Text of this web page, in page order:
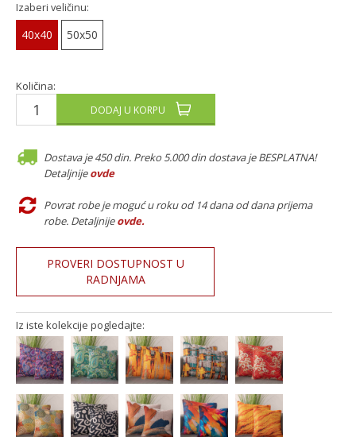
Izaberi veličinu:
40x40 50x50
Količina:
DODAJ U KORPU
Dostava je 450 din. Preko 5.000 din dostava je BESPLATNA!
Detaljnijeovde
Povrat robe je moguć u roku od 14 dana od dana prijema
robe. Detaljnije ovde.
PROVERI DOSTUPNOST U
RADNJAMA
Iz iste kolekcije pogledajte: